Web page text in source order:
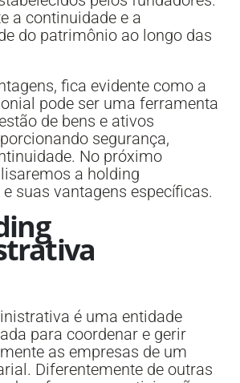
a continuidade e a
do patrimônio ao longo das
fica evidente como a
pode ser uma ferramenta
de bens e ativos
segurança,
No próximo
a holding
suas vantagens específicas.
é uma entidade
para coordenar e gerir
as empresas de um
Diferentemente de outras